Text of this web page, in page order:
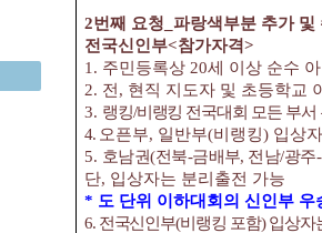
2번째 요청_파랑색부분 추가
전국신인부<참가자격>
1. 주민등록상 20세 이상 순수
2. 전 , 현직 지도자 및 초등학교
3. 랭킹/비랭킹 전국대회 모든 부
4. 오픈부, 일반부(비랭킹) 입상
5. 호남권(전북-금배부, 전남/광주-
단, 입상자는 분리출전 가능
* 도 단위 이하대회의 신인부
6. 전국신인부(비랭킹 포함)입상자